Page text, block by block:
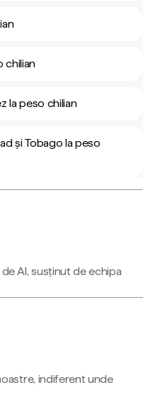
chilian
la peso chilian
și Tobago la peso
AI, susținut de echipa
indiferent unde